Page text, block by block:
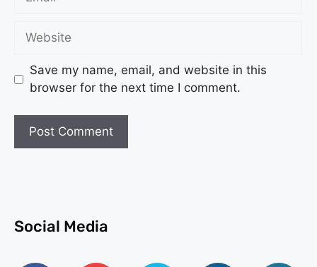
Save my name, email, and website in this
browser for the next time I comment.
Social Media